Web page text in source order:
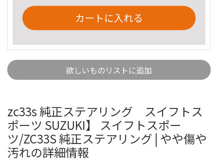
カートに入れる
欲しいものリストに追加
zc33s 純正ステアリング スイフトス
ポーツ SUZUKI】 スイフトスポー
ツ/ZC33S 純正ステアリング | やや傷や
汚れの詳細情報